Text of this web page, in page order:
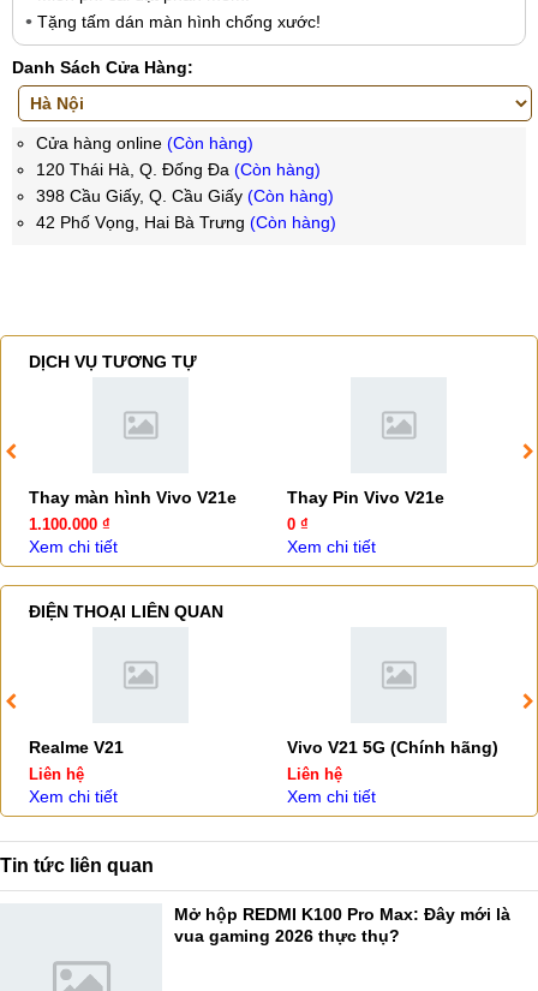
Tặng tấm dán màn hình chống xước!
Danh Sách Cửa Hàng:
Cửa hàng online (Còn hàng)
120 Thái Hà, Q. Đống Đa (Còn hàng)
398 Cầu Giấy, Q. Cầu Giấy (Còn hàng)
42 Phố Vọng, Hai Bà Trưng (Còn hàng)
DỊCH VỤ TƯƠNG TỰ
Thay màn hình Vivo V21e
1.100.000 ₫
Xem chi tiết
Thay Pin Vivo V21e
0 ₫
Xem chi tiết
ĐIỆN THOẠI LIÊN QUAN
Realme V21
Liên hệ
Xem chi tiết
Vivo V21 5G (Chính hãng)
Liên hệ
Xem chi tiết
Tin tức liên quan
Mở hộp REDMI K100 Pro Max: Đây mới là
vua gaming 2026 thực thụ?